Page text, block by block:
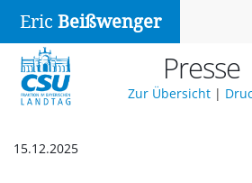
Eric Beißwenger
Presse
Zur Übersicht |
15.12.2025